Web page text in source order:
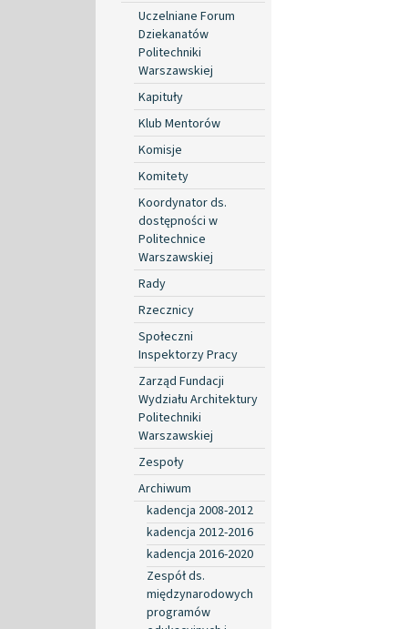
Uczelniane Forum
Dziekanatów
Politechniki
Warszawskiej
Kapituły
Klub Mentorów
Komisje
Komitety
Koordynator ds.
dostępności w
Politechnice
Warszawskiej
Rady
Rzecznicy
Społeczni
Inspektorzy Pracy
Zarząd Fundacji
Wydziału Architektury
Politechniki
Warszawskiej
Zespoły
Archiwum
kadencja 2008-2012
kadencja 2012-2016
kadencja 2016-2020
Zespół ds.
międzynarodowych
programów